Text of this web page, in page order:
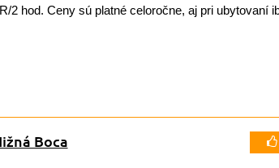
2 hod. Ceny sú platné celoročne, aj pri ubytovaní
Boca